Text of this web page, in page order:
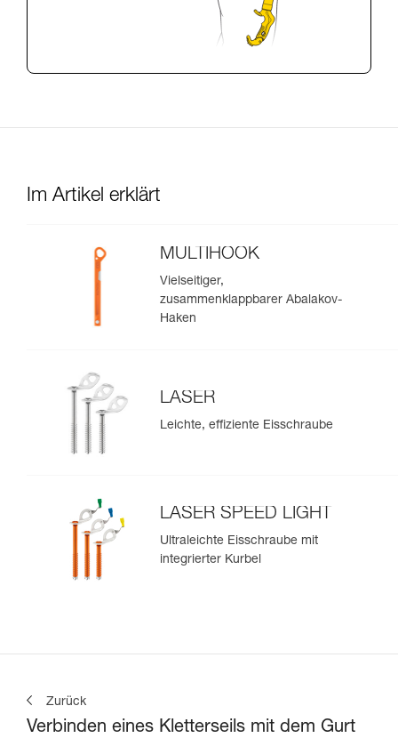
Im Artikel erklärt
MULTIHOOK
Vielseitiger,
zusammenklappbarer Abalakov-
Haken
LASER
Leichte, effiziente Eisschraube
LASER SPEED LIGHT
Ultraleichte Eisschraube mit
integrierter Kurbel
Zurück
Verbinden eines Kletterseils mit dem Gurt